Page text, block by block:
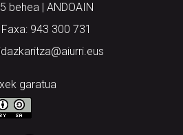
behea | ANDOAIN
943 300 731
garatua